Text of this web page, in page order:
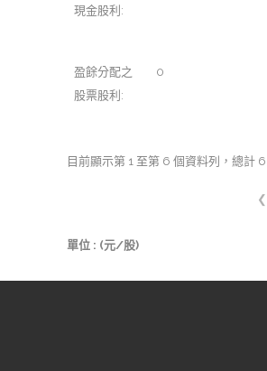
現金股利:
盈餘分配之
股票股利:
0
目前顯示第 1 至第 6 個資料列，總計
❮
單位 : (元/股)